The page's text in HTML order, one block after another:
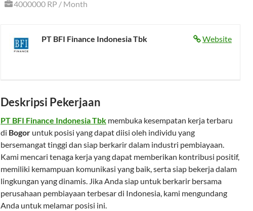
4000000 RP / Month
Website
PT BFI Finance Indonesia Tbk
Deskripsi Pekerjaan
PT BFI Finance Indonesia Tbk membuka kesempatan kerja terbaru
di Bogor untuk posisi yang dapat diisi oleh individu yang
bersemangat tinggi dan siap berkarir dalam industri pembiayaan.
Kami mencari tenaga kerja yang dapat memberikan kontribusi positif,
memiliki kemampuan komunikasi yang baik, serta siap bekerja dalam
lingkungan yang dinamis. Jika Anda siap untuk berkarir bersama
perusahaan pembiayaan terbesar di Indonesia, kami mengundang
Anda untuk melamar posisi ini.